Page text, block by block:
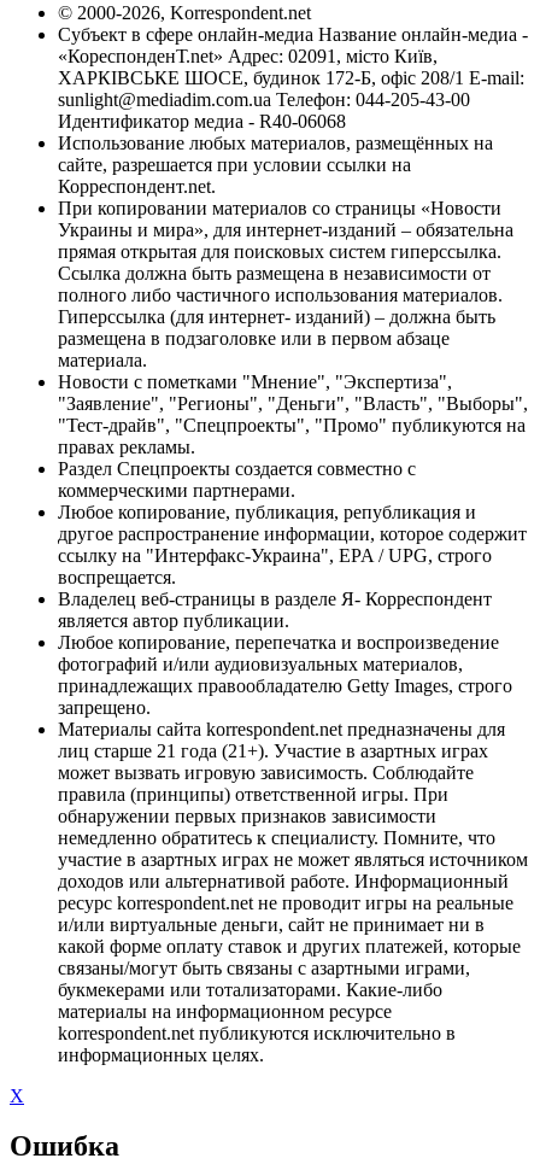
© 2000-2026, Korrespondent.net
Субъект в сфере онлайн-медиа Название онлайн-медиа -
«КореспонденТ.net» Адрес: 02091, місто Київ,
ХАРКІВСЬКЕ ШОСЕ, будинок 172-Б, офіс 208/1 E-mail:
sunlight@mediadim.com.ua Телефон: 044-205-43-00
Идентификатор медиа - R40-06068
Использование любых материалов, размещённых на
сайте, разрешается при условии ссылки на
Корреспондент.net.
При копировании материалов со страницы «Новости
Украины и мира», для интернет-изданий – обязательна
прямая открытая для поисковых систем гиперссылка.
Ссылка должна быть размещена в независимости от
полного либо частичного использования материалов.
Гиперссылка (для интернет- изданий) – должна быть
размещена в подзаголовке или в первом абзаце
материала.
Новости с пометками "Мнение", "Экспертиза",
"Заявление", "Регионы", "Деньги", "Власть", "Выборы",
"Тест-драйв", "Спецпроекты", "Промо" публикуются на
правах рекламы.
Раздел Спецпроекты создается совместно с
коммерческими партнерами.
Любое копирование, публикация, републикация и
другое распространение информации, которое содержит
ссылку на "Интерфакс-Украина", EPA / UPG, строго
воспрещается.
Владелец веб-страницы в разделе Я- Корреспондент
является автор публикации.
Любое копирование, перепечатка и воспроизведение
фотографий и/или аудиовизуальных материалов,
принадлежащих правообладателю Getty Images, строго
запрещено.
Материалы сайта korrespondent.net предназначены для
лиц старше 21 года (21+). Участие в азартных играх
может вызвать игровую зависимость. Соблюдайте
правила (принципы) ответственной игры. При
обнаружении первых признаков зависимости
немедленно обратитесь к специалисту. Помните, что
участие в азартных играх не может являться источником
доходов или альтернативой работе. Информационный
ресурс korrespondent.net не проводит игры на реальные
и/или виртуальные деньги, сайт не принимает ни в
какой форме оплату ставок и других платежей, которые
связаны/могут быть связаны с азартными играми,
букмекерами или тотализаторами. Какие-либо
материалы на информационном ресурсе
korrespondent.net публикуются исключительно в
информационных целях.
X
Ошибка